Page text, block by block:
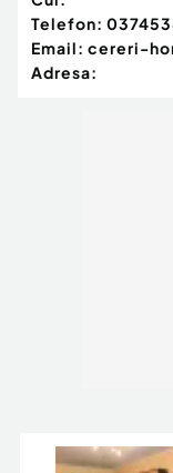
Telefon:
Email: cereri-
Adresa: